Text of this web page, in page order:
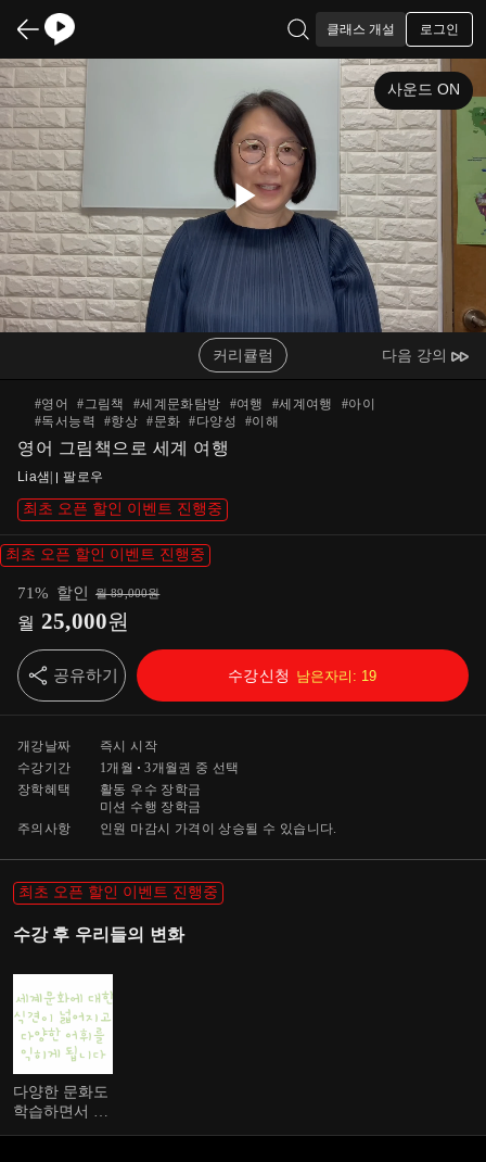
클래스 개설 로그인
Play
Video
사운드 ON
커리큘럼 다음 강의
#영어 #그림책 #세계문화탐방 #여행 #세계여행 #아이
#독서능력 #향상 #문화 #다양성 #이해
영어 그림책으로 세계 여행
Lia샘 팔로우
최초 오픈 할인 이벤트 진행중
최초 오픈 할인 이벤트 진행중
71% 할인 월89,000원
월 25,000원
공유하기 수강신청 남은자리: 19
개강날짜
즉시 시작
수강기간
1개월 3개월 권 중 선택
장학혜택
활동 우수 장학금
미션 수행 장학금
주의사항
인원 마감시 가격이 상승될 수 있습니다.
최초 오픈 할인 이벤트 진행중
수강 후 우리들의 변화
다양한 문화도
학습하면서 아